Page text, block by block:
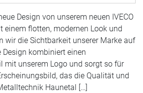
Design von unserem neuen IVECO
einem flotten, modernen Look und
wir die Sichtbarkeit unserer Marke auf
Design kombiniert einen
mit unserem Logo und sorgt so für
das die Qualität und
Haunetal […]